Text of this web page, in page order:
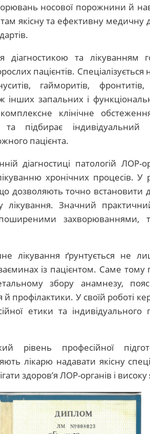
носової порожнини й
якісну та ефективну медичну
діагностикою та лікуванням
пацієнтів. Спеціалізується
гайморитів, фронтитів,
інших запальних і
клінічне
підбирає
пацієнта.
діагностиці патологій ЛОР-
хронічних процесів. У
дозволяють точно встановити
лікування. Значний
захворюваннями,
лікування ґрунтується не
із пацієнтом. Саме тому
збору анамнезу,
профілактики. У своїй роботі
етики та індивідуального
рівень професійної
лікарю надавати якісну
здоров’я ЛОР-органів і високу